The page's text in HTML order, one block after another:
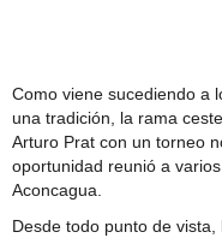
Como viene sucediendo a
una tradición, la rama
Arturo Prat con un torneo
oportunidad reunió a
Aconcagua.
Desde todo punto de